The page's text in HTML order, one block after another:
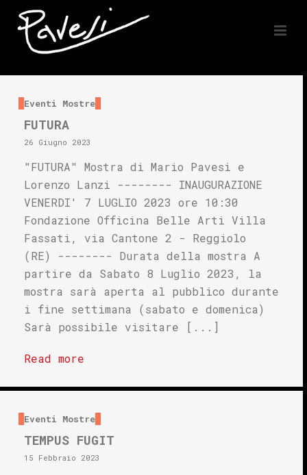
Eventi Mostre
FUTURA
26 Giugno 2023
"FUTURA" Mostra di Mario Pavesi e
Lorenzo Lanzi -------- INAUGURAZIONE
VENERDI' 7 LUGLIO 2023 ore 10:30
Fondazione Officina Belle Arti Villa
Fassati, via Cantone 2 - Reggiolo
(RE) -------- Durata della mostra A
partire da Sabato 8 Luglio 2023, la
mostra sarà aperta al pubblico durante
i fine settimana (sabato e domenica)
Sarà possibile visitare [...]
Read more
Eventi Mostre
TEMPUS FUGIT
15 Febbraio 2023